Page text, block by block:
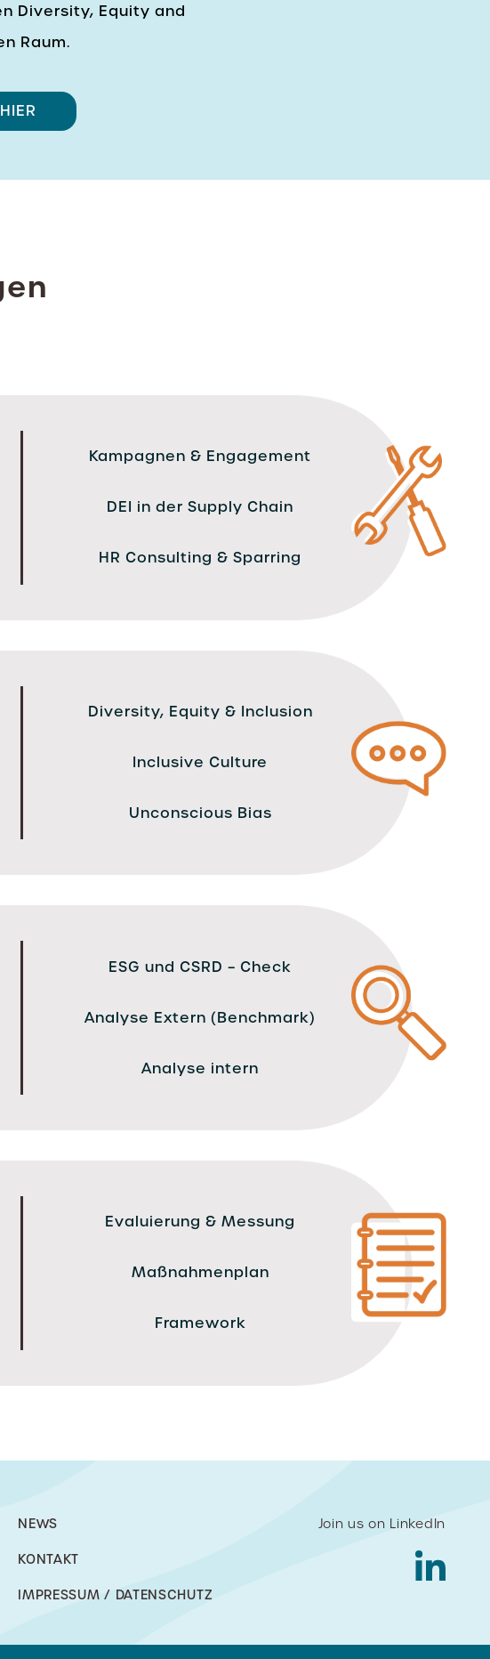
Diversity, Equity and
Raum.
Kampagnen & Engagement
DEI in der Supply Chain
HR Consulting & Sparring
Diversity, Equity & Inclusion
Inclusive Culture
Unconscious Bias
ESG und CSRD – Check
Analyse Extern (Benchmark)
Analyse intern
Evaluierung & Messung
Maßnahmenplan
Framework
NEWS
KONTAKT
IMPRESSUM / DATENSCHUTZ
Join us on LinkedIn